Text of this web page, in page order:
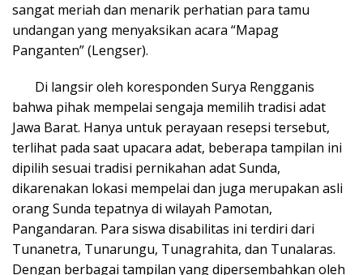
sangat meriah dan menarik perhatian para tamu
undangan yang menyaksikan acara “Mapag
Panganten” (Lengser).
Di langsir oleh koresponden Surya Rengganis
bahwa pihak mempelai sengaja memilih tradisi adat
Jawa Barat. Hanya untuk perayaan resepsi tersebut,
terlihat pada saat upacara adat, beberapa tampilan ini
dipilih sesuai tradisi pernikahan adat Sunda,
dikarenakan lokasi mempelai dan juga merupakan asli
orang Sunda tepatnya di wilayah Pamotan,
Pangandaran. Para siswa disabilitas ini terdiri dari
Tunanetra, Tunarungu, Tunagrahita, dan Tunalaras.
Dengan berbagai tampilan yang dipersembahkan oleh